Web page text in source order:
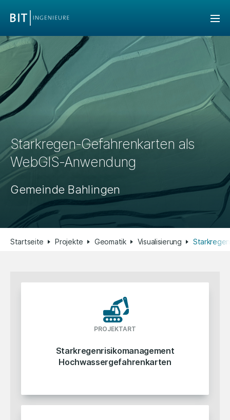
Starkregen-Gefahrenkarten als
WebGIS-Anwendung
Gemeinde Bahlingen
Startseite Projekte Geomatik Visualisierung
PROJEKTART
Starkregenrisikomanagement
Hochwassergefahrenkarten